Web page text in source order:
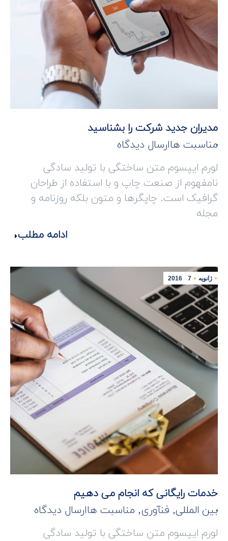
مدیران جدید شرکت را بشناسید
مناسبت هاارسال دیدگاه
لورم ایپسوم متن ساختگی با تولید سادگی
نامفهوم از صنعت چاپ و با استفاده از طراحان
گرافیک است. چاپگرها و متون بلکه روزنامه و
مجله
ادامه مطلب
ژانویه 7
2016
خدمات رایگانی که انجام می دهیم
بین المللی, فنآوری, مناسبت هاارسال دیدگاه
لورم ایپسوم متن ساختگی با تولید سادگی